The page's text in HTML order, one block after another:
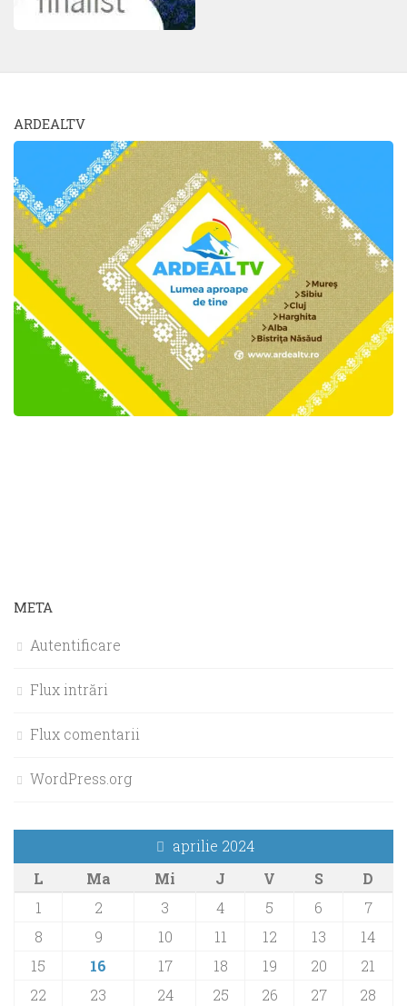
ARDEALTV
META
Autentificare
Flux intrări
Flux comentarii
WordPress.org
aprilie 2024
L
Ma Mi J V S
D
1
2 3 4 5 6
7
8
9 10 11 12 13
14
15
16 17 18 19 20
21
22
23 24 25 26 27
28